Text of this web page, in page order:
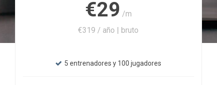
€29 /m
€319 / año | bruto
5 entrenadores y 100 jugadores